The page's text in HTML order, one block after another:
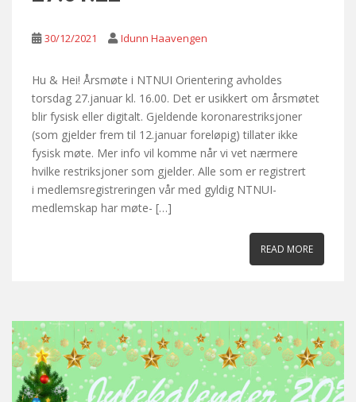
30/12/2021 Idunn Haavengen
Hu & Hei! Årsmøte i NTNUI Orientering avholdes
torsdag 27.januar kl. 16.00. Det er usikkert om årsmøtet
blir fysisk eller digitalt. Gjeldende koronarestriksjoner
(som gjelder frem til 12.januar foreløpig) tillater ikke
fysisk møte. Mer info vil komme når vi vet nærmere
hvilke restriksjoner som gjelder. Alle som er registrert
i medlemsregistreringen vår med gyldig NTNUI-
medlemskap har møte- […]
READ MORE